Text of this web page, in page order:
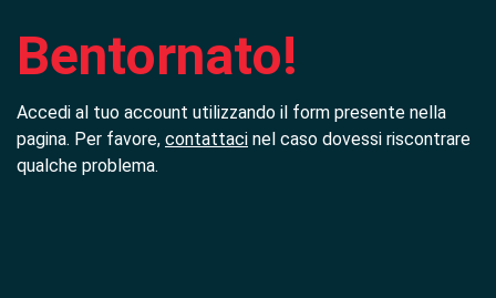
Bentornato!
Accedi al tuo account utilizzando il form presente nella
pagina. Per favore, contattaci nel caso dovessi riscontrare
qualche problema.